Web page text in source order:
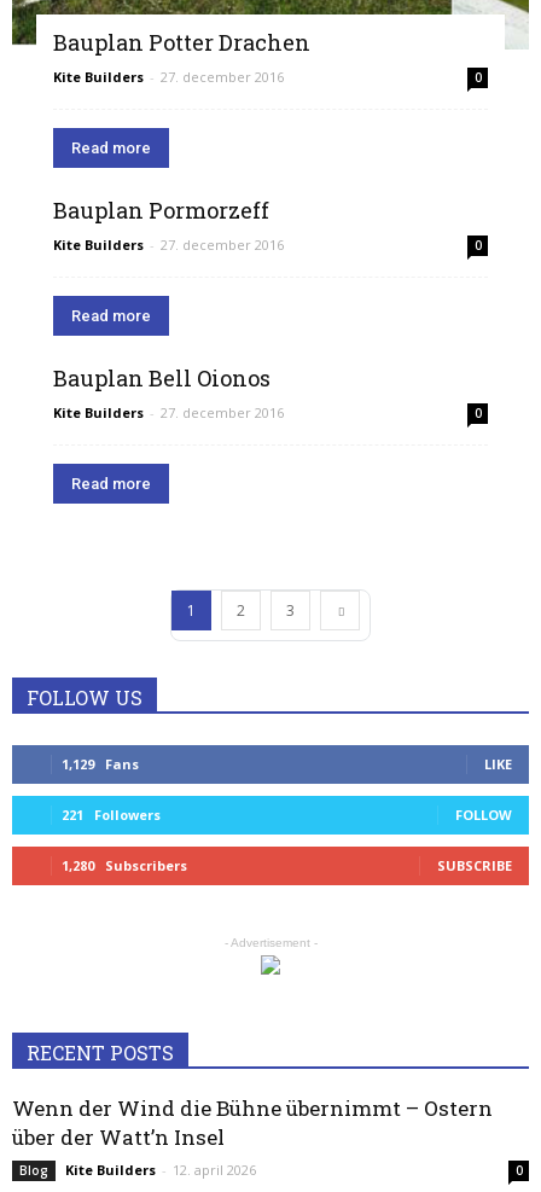
Bauplan Potter Drachen
Kite Builders - 27. december 2016 0
Read more
Bauplan Pormorzeff
Kite Builders - 27. december 2016 0
Read more
Bauplan Bell Oionos
Kite Builders - 27. december 2016 0
Read more
1 2 3
FOLLOW US
1,129 Fans LIKE
221 Followers FOLLOW
1,280 Subscribers SUBSCRIBE
- Advertisement -
RECENT POSTS
Wenn der Wind die Bühne übernimmt – Ostern
über der Watt’n Insel
Blog Kite Builders - 12. april 2026 0